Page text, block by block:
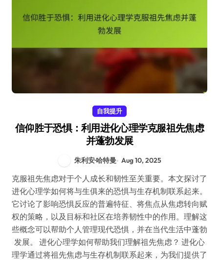
自我提升
信仰胜于恐惧：利用进化心理学克服祖先焦虑
并蓬勃发展
朱利安·哈特曼 Aug 10, 2025
克服祖先焦虑对于个人成长和韧性至关重要。本文探讨了
进化心理学如何将与生俱来的恐惧与生存机制联系起来。
它讨论了影响恐惧反应的普遍特征、将焦点从焦虑转向赋
权的策略，以及目标和社区在培养韧性中的作用。理解这
些概念可以帮助个人管理现代恐惧，并在当代生活中蓬勃
发展。 进化心理学如何帮助我们理解祖先焦虑？ 进化心
理学通过将祖先焦虑与生存机制联系起来，为我们提供了